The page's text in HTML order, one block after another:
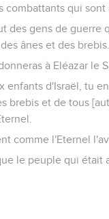
qui
des gens de guerre
ânes et des brebis.
à Eléazar le
enfants d'Israël, tu
brebis et de tous
comme l'Eternel
le peuple qui était